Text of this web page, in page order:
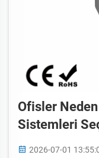
Ofisler Neden
Sistemleri
2026-07-01